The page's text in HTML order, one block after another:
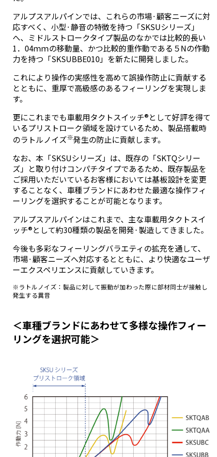
アルプスアルパインでは、これらの市場·顧客ニーズに対
応すべく、小型·静音の特徴を持つ「SKSUシリーズ」
へ、ミドルストロークタイプ製品のなかでは比較的長い
1．04ｍｍの移動量、かつ比較的重作動である５Nの作動
力を持つ「SKSUBBE010」を新たに開発しました。
これにより操作の実感性を高めて誤操作防止に貢献する
とともに、重厚で高級感のあるフィーリングを実現しま
す。
更にこれまでも車載用タクトスイッチ®として好評を得て
いるプリストローク領域を設けているため、製品搭載時
のラトルノイズ※発生の防止に貢献します。
なお、本「SKSUシリーズ」は、既存の「SKTQシリー
ズ」と取り付けコンパチタイプであるため、既存製品を
ご採用いただいているお客様においては基板設計を変更
することなく、車種ブランドにあわせた最適な操作フィ
ーリングを選択することが可能となります。
アルプスアルパインはこれまで、主な車載用タクトスイ
ッチ®として約30種類の製品を開発·製造してきました。
今後も多彩なフィーリングバラエティの拡充を通して、
市場·顧客ニーズへ対応するとともに、より快適なユーザ
ーエクスペリエンスに貢献していきます。
※ラトルノイズ：製品に対して振動が加わった際に部材同士が接触し
発生する異音
＜車種ブランドにあわせて多様な操作フィー
リングを選択可能＞